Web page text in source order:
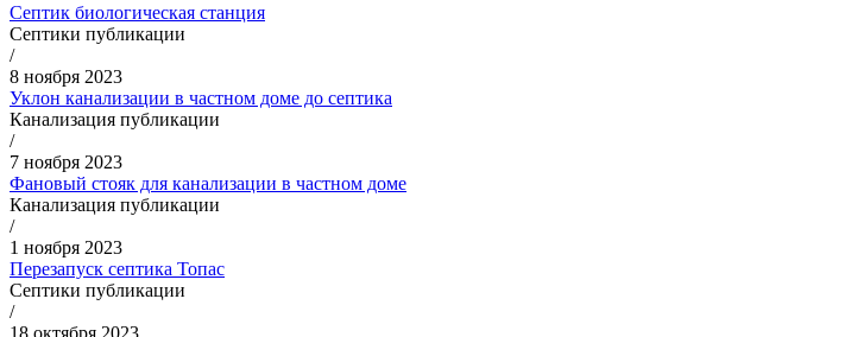
Септик биологическая станция
Септики публикации
/
8 ноября 2023
Уклон канализации в частном доме до септика
Канализация публикации
/
7 ноября 2023
Фановый стояк для канализации в частном доме
Канализация публикации
/
1 ноября 2023
Перезапуск септика Топас
Септики публикации
/
18 октября 2023